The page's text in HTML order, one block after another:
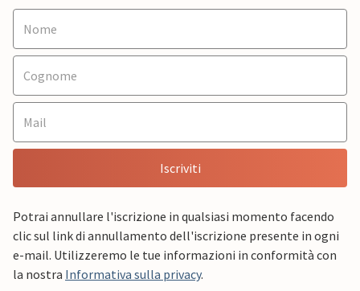
Iscriviti
Potrai annullare l'iscrizione in qualsiasi momento facendo
clic sul link di annullamento dell'iscrizione presente in ogni
e-mail. Utilizzeremo le tue informazioni in conformità con
la nostra Informativa sulla privacy.